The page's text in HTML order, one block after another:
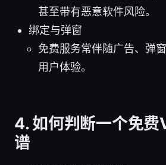
甚至带有恶意软件风险。
绑定与弹窗
免费服务常伴随广告、弹
用户体验。
4. 如何判断一个免费
谱